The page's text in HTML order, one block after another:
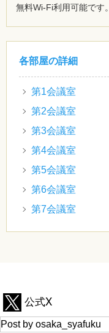
無料Wi-Fi利用可能です。
各部屋の詳細
第1会議室
第2会議室
第3会議室
第4会議室
第5会議室
第6会議室
第7会議室
公式X
Post by osaka_syafuku